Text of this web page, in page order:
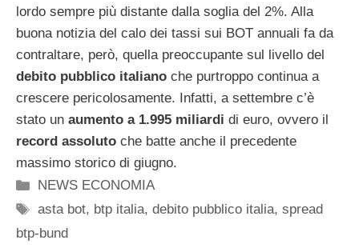
lordo sempre più distante dalla soglia del 2%. Alla
buona notizia del calo dei tassi sui BOT annuali fa da
contraltare, però, quella preoccupante sul livello del
debito pubblico italiano che purtroppo continua a
crescere pericolosamente. Infatti, a settembre c’è
stato un aumento a 1.995 miliardi di euro, ovvero il
record assoluto che batte anche il precedente
massimo storico di giugno.
Categorie
NEWS ECONOMIA
Tag
asta bot, btp italia,debito pubblico italia,spread
btp-bund